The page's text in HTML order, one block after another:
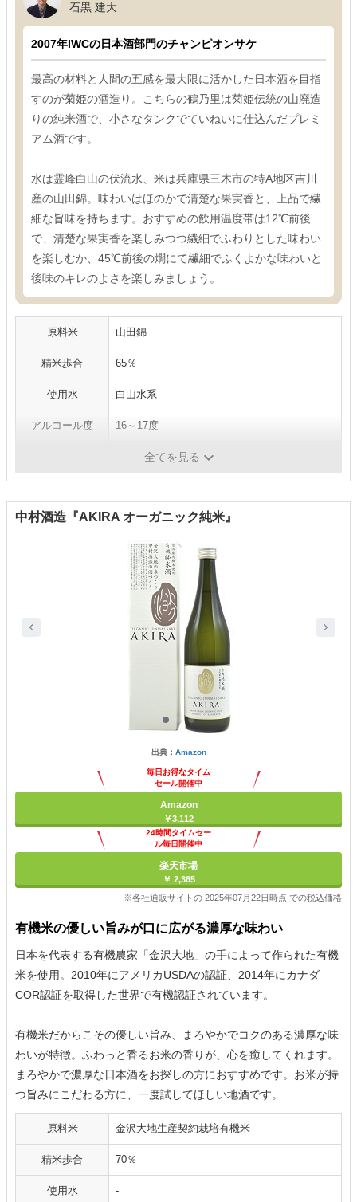
石黒 建大
2007年IWCの日本酒部門のチャンピオンサケ
最高の材料と人間の五感を最大限に活かした日本酒を目指
すのが菊姫の酒造り。こちらの鶴乃里は菊姫伝統の山廃造
りの純米酒で、小さなタンクでていねいに仕込んだプレミ
アム酒です。
水は霊峰白山の伏流水、米は兵庫県三木市の特A地区吉川
産の山田錦。味わいはほのかで清楚な果実香と、上品で繊
細な旨味を持ちます。おすすめの飲用温度帯は12℃前後
で、清楚な果実香を楽しみつつ繊細でふわりとした味わい
を楽しむか、45℃前後の燗にて繊細でふくよかな味わいと
後味のキレのよさを楽しみましょう。
原料米 山田錦
精米歩合 65％
使用水 白山水系
アルコール度 16～17度
1,800ml全てを見る
中村酒造『AKIRA オーガニック純米』
出典： Amazon
毎日お得なタイム
セール開催中
Amazon
￥3,112
24時間タイムセー
ル毎日開催中
楽天市場
￥ 2,365
※各社通販サイトの 2025年07月22日時点 での税込価格
有機米の優しい旨みが口に広がる濃厚な味わい
日本を代表する有機農家「金沢大地」の手によって作られた有機
米を使用。2010年にアメリカUSDAの認証、2014年にカナダ
COR認証を取得した世界で有機認証されています。
有機米だからこその優しい旨み、まろやかでコクのある濃厚な味
わいが特徴。ふわっと香るお米の香りが、心を癒してくれます。
まろやかで濃厚な日本酒をお探しの方におすすめです。お米が持
つ旨みにこだわる方に、一度試してほしい地酒です。
原料米 金沢大地生産契約栽培有機米
精米歩合 70％
使用水 -